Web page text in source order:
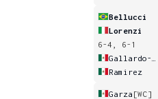
Bellucci
Lorenzi
6-4, 6-1
Ramirez
Garza [WC]